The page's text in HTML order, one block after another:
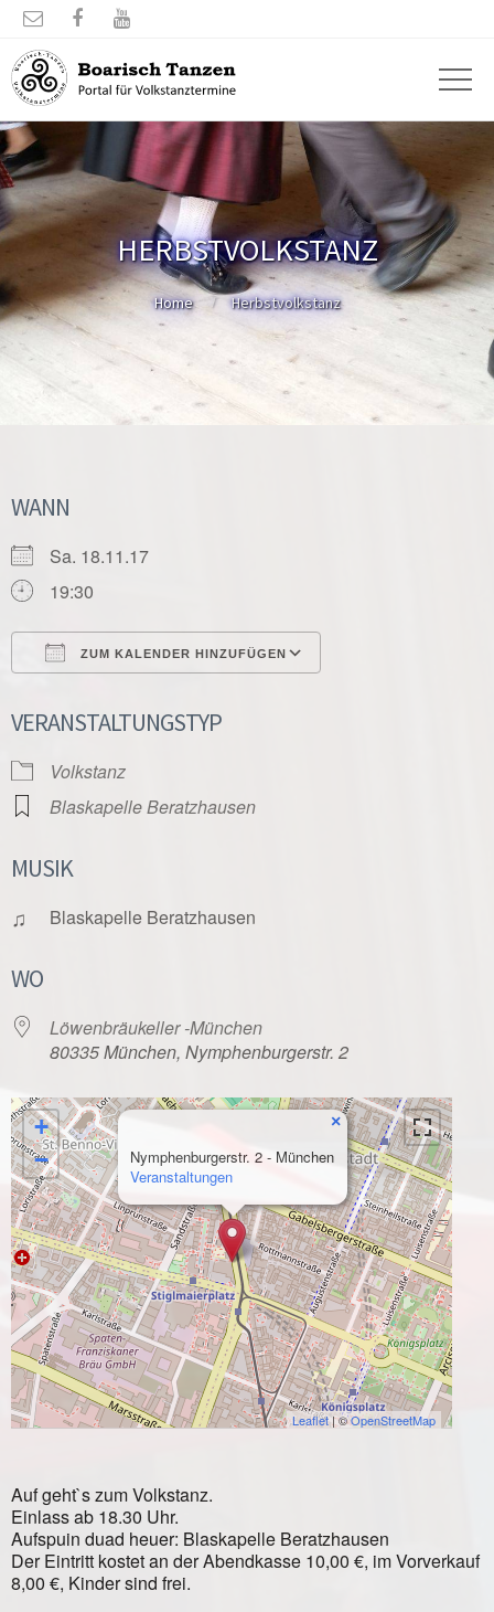
  
HERBSTVOLKSTANZ
Home Herbstvolkstanz
WANN
Sa. 18.11.17
19:30
ZUM KALENDER HINZUFÜGEN
VERANSTALTUNGSTYP
Volkstanz
Blaskapelle Beratzhausen
MUSIK
♫ Blaskapelle Beratzhausen
WO
Löwenbräukeller -München
80335 München, Nymphenburgerstr. 2
Nymphenburgerstr. 2 - München
Veranstaltungen
×
+
−
Leaflet| ©OpenStreetMap
Auf geht`s zum Volkstanz.
Einlass ab 18.30 Uhr.
Aufspuin duad heuer: Blaskapelle Beratzhausen
Der Eintritt kostet an der Abendkasse 10,00 €, im Vorverkauf
8,00 €, Kinder sind frei.